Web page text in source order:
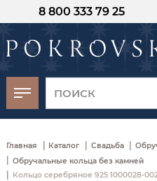
8 800 333 79 25
Главная | Каталог | Свадьба |
Обручальные кольца без камней
Кольцо серебряное 925 1000028-
-30%
от 15 дней
момента оплаты